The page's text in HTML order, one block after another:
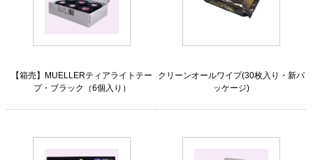
【箱売】MUELLERティアライトテー
プ・ブラック（6個入り）
クリーンオールワイプ(30枚入り・新パ
ッケージ)